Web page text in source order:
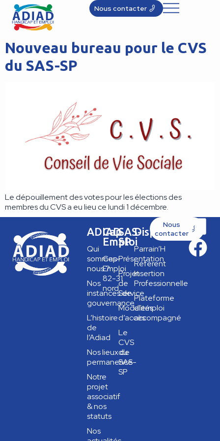
Nous contacter
Nouveau bureau pour le CVS
du SAS-SP
Le dépouillement des votes pour les élections des
membres du CVS a eu lieu ce lundi 1 décembre.
ADIAD
Qui
sommes-
nous ?
Nos
instances de
gouvernance
L’histoire
de
l’Adiad
Nos lieux de
permanence
Notre
projet
associatif
& nos
statuts
Nos
Cap
Emploi
Cap
Emploi
82-31
nord
SAS-
SP
Présentation
Projet
de
Service
Modalités
d’accès
Le
CVS
du
SAS-
SP
Dispositifs
Parrain’H
Référent
Insertion
Professionnelle
Plateforme
d’emploi
accompagné
Nous
contacter